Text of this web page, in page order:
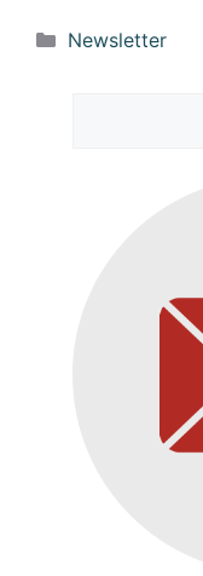
Categorie
Newsletter